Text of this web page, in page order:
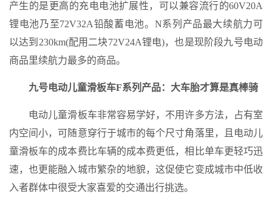
产生的是更高的充电电池扩展性，可以兼容流行的60V20A
锂电池乃至72V32A铅酸蓄电池。N系列产品最大续航力可
以达到230km(配用二块72V24A锂电)，也是现阶段九号电动
商品里续航力最多的商品。
九号电动儿童滑板车F系列产品：大车胎才算是真棒骑
电动儿童滑板车非常容易学好，不用许多方法，占有室
内空间小，可随意穿行于城市的每个尺寸角落里，且电动儿
童滑板车的成本费比车辆的成本费更低，相比单车更轻巧迅
速，也更能融入城市繁杂的地貌，这促使它变成城市中低收
入者群体中很受大家喜爱的交通出行挑选。